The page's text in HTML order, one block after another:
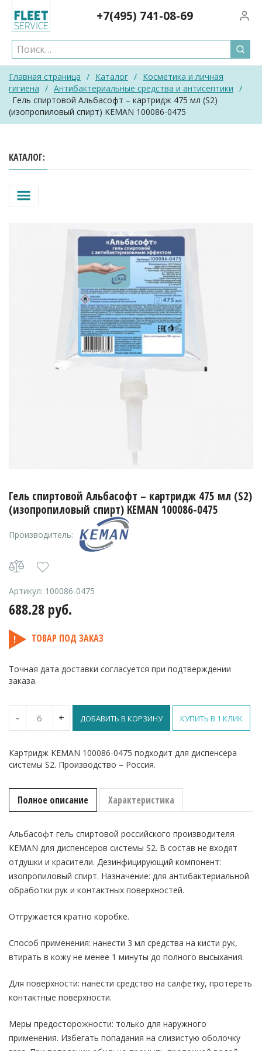
content
+7(495) 741-08-69
Главная страница / Каталог / Косметика и личная
гигиена / Антибактериальные средства и антисептики /
Гель спиртовой Альбасофт – картридж 475 мл (S2)
(изопропиловый спирт) KEMAN 100086-0475
Гель спиртовой Альбасофт – картридж 475 мл (S2)
(изопропиловый спирт) KEMAN 100086-0475
Производитель:
Артикул: 100086-0475
688.28 руб.
ТОВАР ПОД ЗАКАЗ
Точная дата доставки согласуется при подтверждении
заказа.
-
Гель
спиртовой
–
картридж
мл
(S2)
(изопропиловый
KEMAN
100086-
0475
+ ДОБАВИТЬ В КОРЗИНУ КУПИТЬ В 1 КЛИК
Картридж KEMAN 100086-0475 подходит для диспенсера
системы S2. Производство – Россия.
Полное описание Характеристика
Альбасофт гель спиртовой российского производителя
КЕМАN для диспенсеров системы S2. В состав не входят
отдушки и красители. Дезинфицирующий компонент:
изопропиловый спирт. Назначение: для антибактериальной
обработки рук и контактных поверхностей.
Отгружается кратно коробке.
Способ применения: нанести 3 мл средства на кисти рук,
втирать в кожу не менее 1 минуты до полного высыхания.
Для поверхности: нанести средство на салфетку, протереть
контактные поверхности.
Меры предосторожности: только для наружного
применения. Избегать попадания на слизистую оболочку
КАТАЛОГ